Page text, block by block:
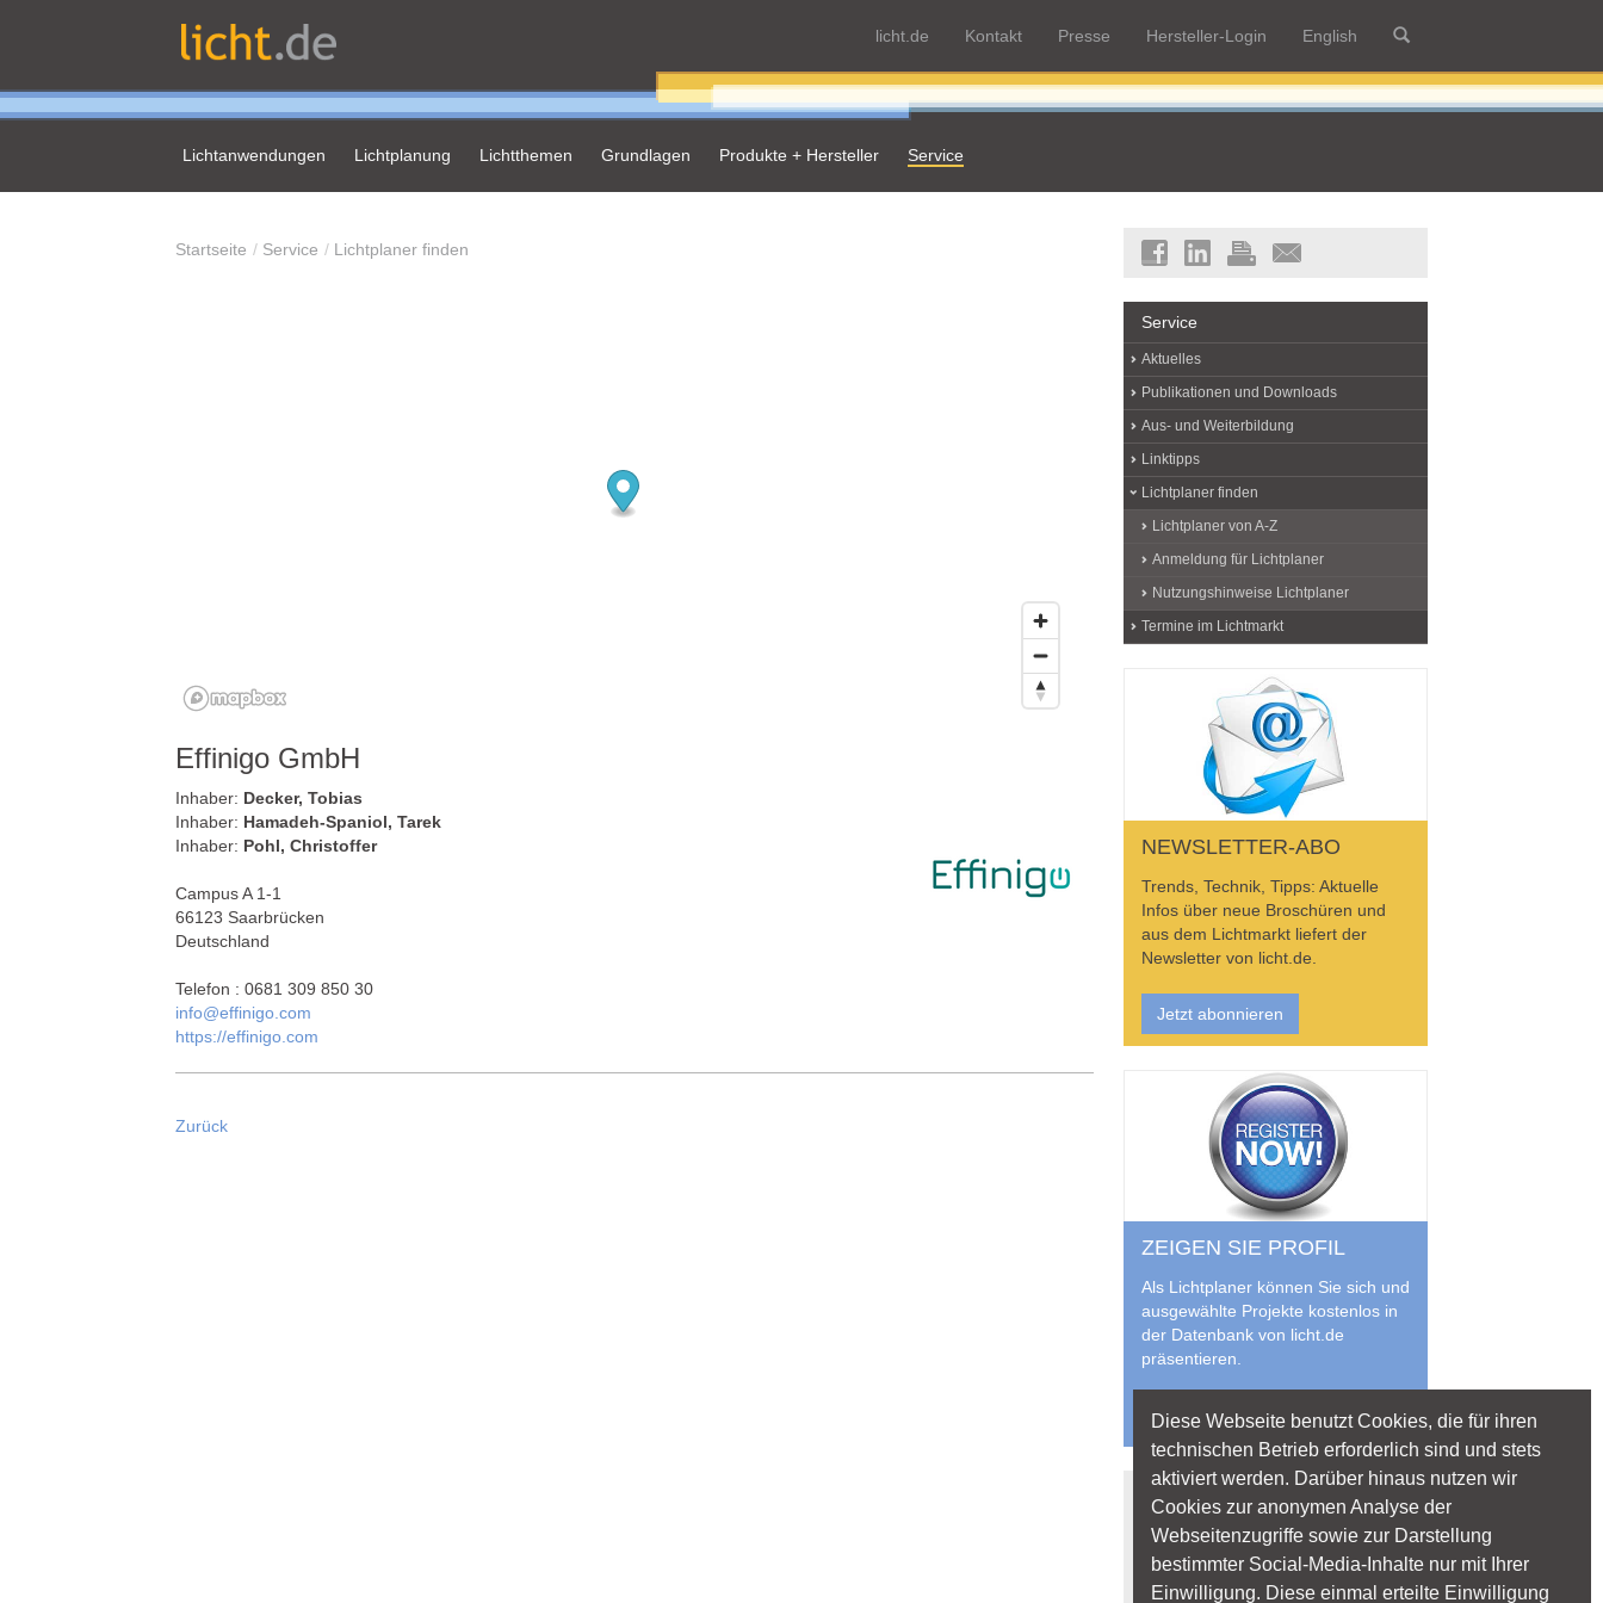
licht.de Kontakt Presse Hersteller-Login English
Lichtanwendungen Lichtplanung Lichtthemen Grundlagen Produkte + Hersteller Service
Startseite Service Lichtplaner finden
Effinigo GmbH
Inhaber: Decker, Tobias
Inhaber: Hamadeh-Spaniol, Tarek
Inhaber: Pohl, Christoffer
Campus A 1-1
66123 Saarbrücken
Deutschland
Telefon : 0681 309 850 30
info@effinigo.com
https://effinigo.com
Zurück
Service
Aktuelles
Publikationen und Downloads
Aus- und Weiterbildung
Linktipps
Lichtplaner finden
Lichtplaner von A-Z
Anmeldung für Lichtplaner
Nutzungshinweise Lichtplaner
Termine im Lichtmarkt
NEWSLETTER-ABO
Trends, Technik, Tipps: Aktuelle
Infos über neue Broschüren und
aus dem Lichtmarkt liefert der
Newsletter von licht.de.
Jetzt abonnieren
ZEIGEN SIE PROFIL
Als Lichtplaner können Sie sich und
ausgewählte Projekte kostenlos in
der Datenbank von licht.de
präsentieren.
Jetzt anmelden
Quicklinks
Lichtanwendungen
Lichtplanung
Diese Webseite benutzt Cookies, die für ihren
technischen Betrieb erforderlich sind und stets
aktiviert werden. Darüber hinaus nutzen wir
Cookies zur anonymen Analyse der
Webseitenzugriffe sowie zur Darstellung
bestimmter Social-Media-Inhalte nur mit Ihrer
Einwilligung. Diese einmal erteilte Einwilligung